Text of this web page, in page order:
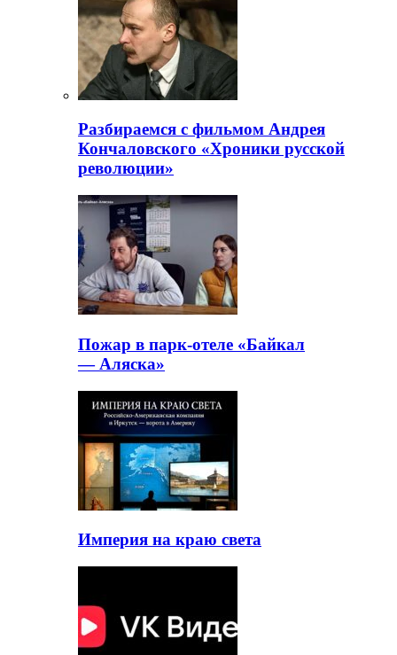
Разбираемся с фильмом Андрея
Кончаловского «Хроники русской
революции»
Пожар в парк-отеле «Байкал
— Аляска»
Империя на краю света